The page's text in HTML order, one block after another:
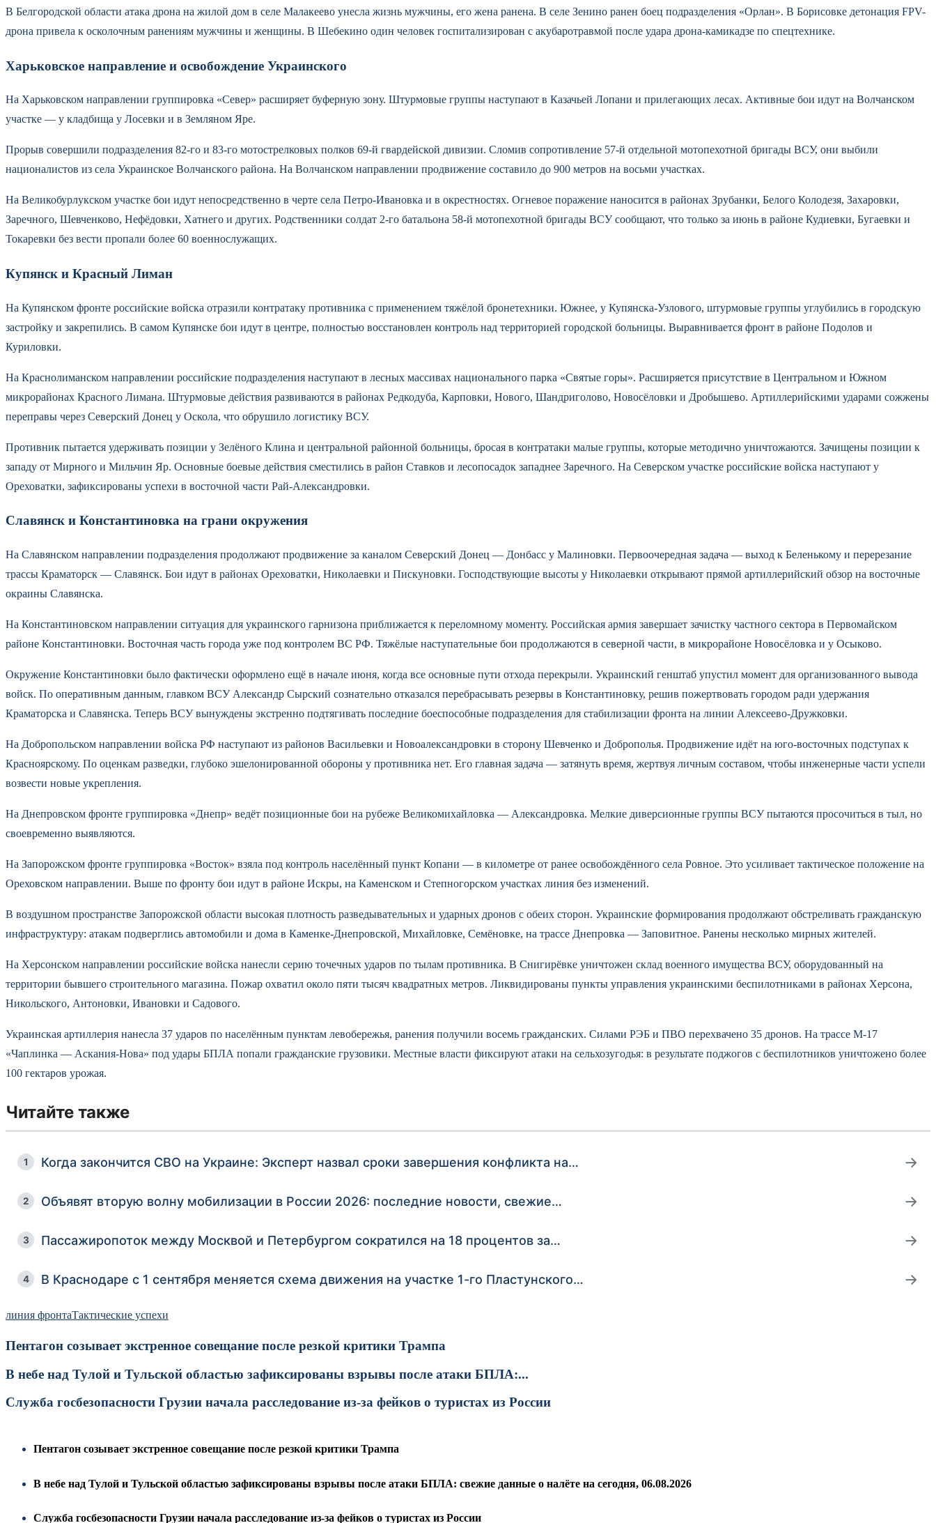
В Белгородской области атака дрона на жилой дом в селе Малакеево унесла жизнь мужчины, его жена ранена. В селе Зенино ранен боец подразделения «Орлан». В Борисовке детонация FPV-
дрона привела к осколочным ранениям мужчины и женщины. В Шебекино один человек госпитализирован с акубаротравмой после удара дрона-камикадзе по спецтехнике.
Харьковское направление и освобождение Украинского
На Харьковском направлении группировка «Север» расширяет буферную зону. Штурмовые группы наступают в Казачьей Лопани и прилегающих лесах. Активные бои идут на Волчанском
участке — у кладбища у Лосевки и в Земляном Яре.
Прорыв совершили подразделения 82-го и 83-го мотострелковых полков 69-й гвардейской дивизии. Сломив сопротивление 57-й отдельной мотопехотной бригады ВСУ, они выбили
националистов из села Украинское Волчанского района. На Волчанском направлении продвижение составило до 900 метров на восьми участках.
На Великобурлукском участке бои идут непосредственно в черте села Петро-Ивановка и в окрестностях. Огневое поражение наносится в районах Зрубанки, Белого Колодезя, Захаровки,
Заречного, Шевченково, Нефёдовки, Хатнего и других. Родственники солдат 2-го батальона 58-й мотопехотной бригады ВСУ сообщают, что только за июнь в районе Кудиевки, Бугаевки и
Токаревки без вести пропали более 60 военнослужащих.
Купянск и Красный Лиман
На Купянском фронте российские войска отразили контратаку противника с применением тяжёлой бронетехники. Южнее, у Купянска-Узлового, штурмовые группы углубились в городскую
застройку и закрепились. В самом Купянске бои идут в центре, полностью восстановлен контроль над территорией городской больницы. Выравнивается фронт в районе Подолов и
Куриловки.
На Краснолиманском направлении российские подразделения наступают в лесных массивах национального парка «Святые горы». Расширяется присутствие в Центральном и Южном
микрорайонах Красного Лимана. Штурмовые действия развиваются в районах Редкодуба, Карповки, Нового, Шандриголово, Новосёловки и Дробышево. Артиллерийскими ударами сожжены
переправы через Северский Донец у Оскола, что обрушило логистику ВСУ.
Противник пытается удерживать позиции у Зелёного Клина и центральной районной больницы, бросая в контратаки малые группы, которые методично уничтожаются. Зачищены позиции к
западу от Мирного и Мильчин Яр. Основные боевые действия сместились в район Ставков и лесопосадок западнее Заречного. На Северском участке российские войска наступают у
Ореховатки, зафиксированы успехи в восточной части Рай-Александровки.
Славянск и Константиновка на грани окружения
На Славянском направлении подразделения продолжают продвижение за каналом Северский Донец — Донбасс у Малиновки. Первоочередная задача — выход к Беленькому и перерезание
трассы Краматорск — Славянск. Бои идут в районах Ореховатки, Николаевки и Пискуновки. Господствующие высоты у Николаевки открывают прямой артиллерийский обзор на восточные
окраины Славянска.
На Константиновском направлении ситуация для украинского гарнизона приближается к переломному моменту. Российская армия завершает зачистку частного сектора в Первомайском
районе Константиновки. Восточная часть города уже под контролем ВС РФ. Тяжёлые наступательные бои продолжаются в северной части, в микрорайоне Новосёловка и у Осыково.
Окружение Константиновки было фактически оформлено ещё в начале июня, когда все основные пути отхода перекрыли. Украинский генштаб упустил момент для организованного вывода
войск. По оперативным данным, главком ВСУ Александр Сырский сознательно отказался перебрасывать резервы в Константиновку, решив пожертвовать городом ради удержания
Краматорска и Славянска. Теперь ВСУ вынуждены экстренно подтягивать последние боеспособные подразделения для стабилизации фронта на линии Алексеево-Дружковки.
На Добропольском направлении войска РФ наступают из районов Васильевки и Новоалександровки в сторону Шевченко и Доброполья. Продвижение идёт на юго-восточных подступах к
Красноярскому. По оценкам разведки, глубоко эшелонированной обороны у противника нет. Его главная задача — затянуть время, жертвуя личным составом, чтобы инженерные части успели
возвести новые укрепления.
На Днепровском фронте группировка «Днепр» ведёт позиционные бои на рубеже Великомихайловка — Александровка. Мелкие диверсионные группы ВСУ пытаются просочиться в тыл, но
своевременно выявляются.
На Запорожском фронте группировка «Восток» взяла под контроль населённый пункт Копани — в километре от ранее освобождённого села Ровное. Это усиливает тактическое положение на
Ореховском направлении. Выше по фронту бои идут в районе Искры, на Каменском и Степногорском участках линия без изменений.
В воздушном пространстве Запорожской области высокая плотность разведывательных и ударных дронов с обеих сторон. Украинские формирования продолжают обстреливать гражданскую
инфраструктуру: атакам подверглись автомобили и дома в Каменке-Днепровской, Михайловке, Семёновке, на трассе Днепровка — Заповитное. Ранены несколько мирных жителей.
На Херсонском направлении российские войска нанесли серию точечных ударов по тылам противника. В Снигирёвке уничтожен склад военного имущества ВСУ, оборудованный на
территории бывшего строительного магазина. Пожар охватил около пяти тысяч квадратных метров. Ликвидированы пункты управления украинскими беспилотниками в районах Херсона,
Никольского, Антоновки, Ивановки и Садового.
Украинская артиллерия нанесла 37 ударов по населённым пунктам левобережья, ранения получили восемь гражданских. Силами РЭБ и ПВО перехвачено 35 дронов. На трассе М-17
«Чаплинка — Аскания-Нова» под удары БПЛА попали гражданские грузовики. Местные власти фиксируют атаки на сельхозугодья: в результате поджогов с беспилотников уничтожено более
100 гектаров урожая.
Читайте также
1 Когда закончится СВО на Украине: Эксперт назвал сроки завершения конфликта на… →
2 Объявят вторую волну мобилизации в России 2026: последние новости, свежие… →
3 Пассажиропоток между Москвой и Петербургом сократился на 18 процентов за… →
4 В Краснодаре с 1 сентября меняется схема движения на участке 1-го Пластунского… →
линия фронтаТактические успехи
Пентагон созывает экстренное совещание после резкой критики Трампа
В небе над Тулой и Тульской областью зафиксированы взрывы после атаки БПЛА:...
Служба госбезопасности Грузии начала расследование из-за фейков о туристах из России
Пентагон созывает экстренное совещание после резкой критики Трампа
В небе над Тулой и Тульской областью зафиксированы взрывы после атаки БПЛА: свежие данные о налёте на сегодня, 06.08.2026
Служба госбезопасности Грузии начала расследование из-за фейков о туристах из России